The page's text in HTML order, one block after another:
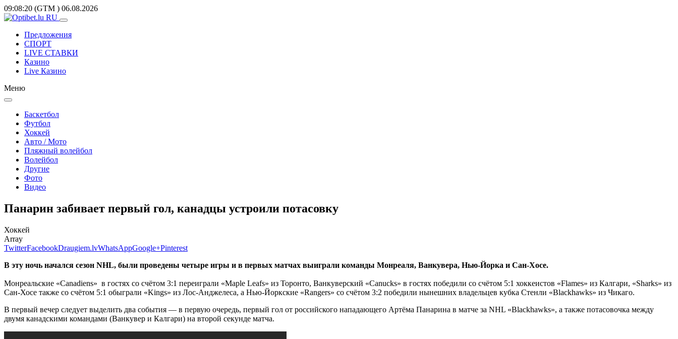
09:08:20 (GTM ) 06.08.2026
Предложения
СПОРТ
LIVE СТАВКИ
Казино
Live Казино
Меню
Баскетбол
Футбол
Хоккей
Авто / Мото
Пляжный волейбол
Волейбол
Другие
Фото
Видео
Панарин забивает первый гол, канадцы устроили потасовку
Хоккей
Array
TwitterFacebookDraugiem.lvWhatsAppGoogle+Pinterest
В эту ночь начался сезон NHL, были проведены четыре игры и в первых матчах выиграли команды Монреаля, Ванкувера, Нью-Йорка и Сан-Хосе.
Монреальские «Canadiens» в гостях со счётом 3:1 переиграли «Maple Leafs» из Торонто, Ванкуверский «Canucks» в гостях победили со счётом 5:1 хоккеистов «Flames» из Калгари, «Sharks» из
Сан-Хосе также со счётом 5:1 обыграли «Kings» из Лос-Анджелеса, а Нью-Йоркские «Rangers» со счётом 3:2 победили нынешних владельцев кубка Стенли «Blackhawks» из Чикаго.
В первый вечер следует выделить два события — в первую очередь, первый гол от российского нападающего Артёма Панарина в матче за NHL «Blackhawks», а также потасовочка между
двумя канадскими командами (Ванкувер и Калгари) на второй секунде матча.